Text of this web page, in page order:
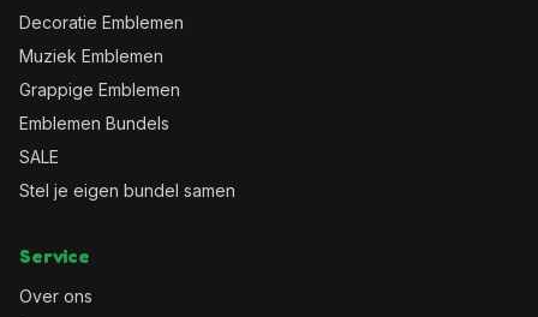
Decoratie Emblemen
Muziek Emblemen
Grappige Emblemen
Emblemen Bundels
SALE
Stel je eigen bundel samen
Service
Over ons